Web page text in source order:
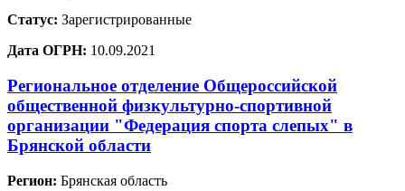
Статус: Зарегистрированные
Дата ОГРН: 10.09.2021
Региональное отделение Общероссийской
общественной физкультурно-спортивной
организации "Федерация спорта слепых" в
Брянской области
Регион: Брянская область